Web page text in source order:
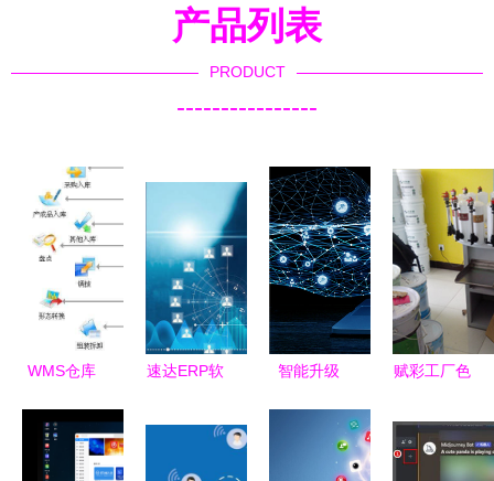
产品列表
PRODUCT
----------------
WMS仓库
智能免费仓
储管理软件
速达ERP软
业数字化转
型的智能引
智能升级
服软件如何
重塑企业服
赋彩工厂色
指南 如何
借助软件工